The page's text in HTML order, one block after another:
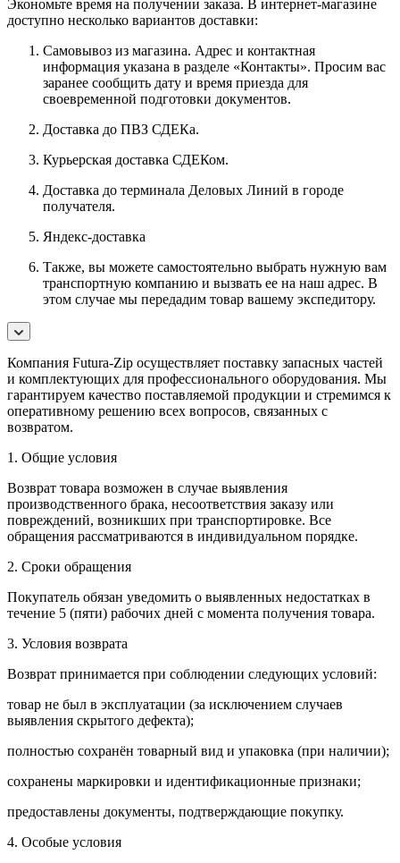
Экономьте время на получении заказа. В интернет-магазине
доступно несколько вариантов доставки:
Самовывоз из магазина. Адрес и контактная
информация указана в разделе «Контакты». Просим вас
заранее сообщить дату и время приезда для
своевременной подготовки документов.
Доставка до ПВЗ СДЕКа.
Курьерская доставка СДЕКом.
Доставка до терминала Деловых Линий в городе
получателя.
Яндекс-доставка
Также, вы можете самостоятельно выбрать нужную вам
транспортную компанию и вызвать ее на наш адрес. В
этом случае мы передадим товар вашему экспедитору.
Компания Futura-Zip осуществляет поставку запасных частей
и комплектующих для профессионального оборудования. Мы
гарантируем качество поставляемой продукции и стремимся к
оперативному решению всех вопросов, связанных с
возвратом.
1. Общие условия
Возврат товара возможен в случае выявления
производственного брака, несоответствия заказу или
повреждений, возникших при транспортировке. Все
обращения рассматриваются в индивидуальном порядке.
2. Сроки обращения
Покупатель обязан уведомить о выявленных недостатках в
течение 5 (пяти) рабочих дней с момента получения товара.
3. Условия возврата
Возврат принимается при соблюдении следующих условий:
товар не был в эксплуатации (за исключением случаев
выявления скрытого дефекта);
полностью сохранён товарный вид и упаковка (при наличии);
сохранены маркировки и идентификационные признаки;
предоставлены документы, подтверждающие покупку.
4. Особые условия